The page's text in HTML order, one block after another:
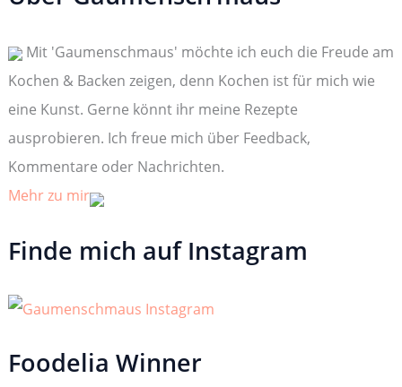
a
c
h
:
Mit 'Gaumenschmaus' möchte ich euch die Freude am
Kochen & Backen zeigen, denn Kochen ist für mich wie
eine Kunst. Gerne könnt ihr meine Rezepte
ausprobieren. Ich freue mich über Feedback,
Kommentare oder Nachrichten.
Mehr zu mir
Finde mich auf Instagram
Foodelia Winner